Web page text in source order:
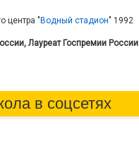
центра " Водный стадион" 1992
Лауреат Госпремии России
в соцсетях